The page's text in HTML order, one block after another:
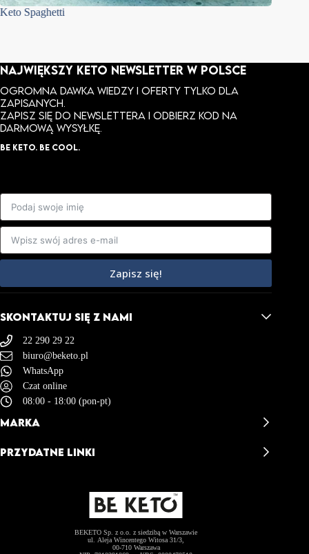
Keto Spaghetti
NAJWIĘKSZY KETO NEWSLETTER W POLSCE
Ogromna dawka wiedzy i oferty tylko dla
zapisanych.
ZAPISZ SIĘ DO NEWSLETTERA I ODBIERZ KOD NA
DARMOWĄ WYSYŁKĘ.
BE KETO. BE COOL.
Zapisz się!
BEKETO Sp. z o.o. z siedzibą w Warszawie
ul. Aleja Wincentego Witosa 31/3,
00-710 Warszawa
SKONTAKTUJ SIĘ Z NAMI
22 290 29 22
biuro@beketo.pl
WhatsApp
Czat online
08:00 - 18:00 (pon-pt)
MARKA
BeKeto Story
Zostań Ambasadorem
PRZYDATNE LINKI
Polityka Plików Cookies (EU)